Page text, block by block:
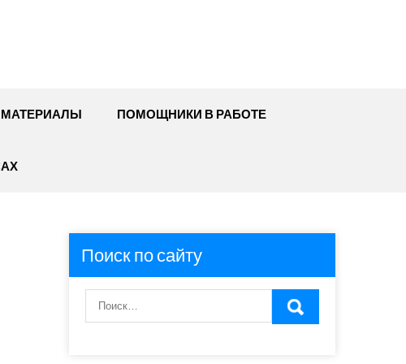
ПОМОЩНИКИ В РАБОТЕ
Поиск по сайту